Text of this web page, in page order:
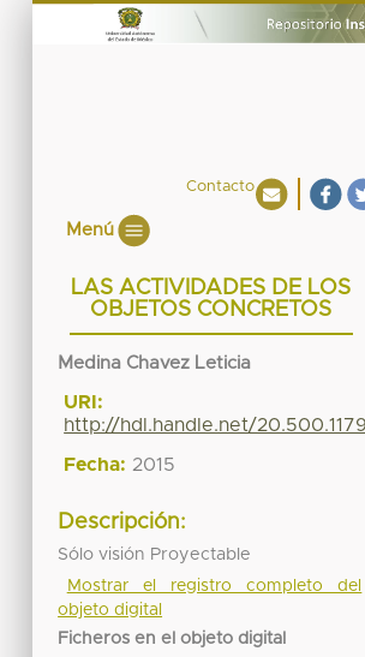
Contacto
Menú
LAS ACTIVIDADES DE LOS
OBJETOS CONCRETOS
Medina Chavez Leticia
URI:
http://hdl.handle.net/
Fecha: 2015
Descripción:
Sólo visión Proyectable
Mostrar el registro completo del
objeto digital
Ficheros en el objeto digital